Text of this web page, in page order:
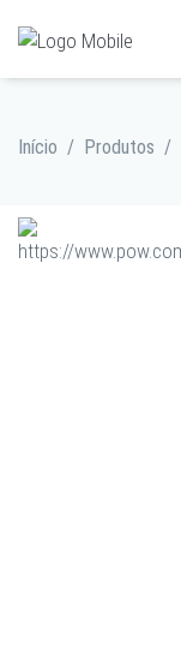
Início / Produtos /